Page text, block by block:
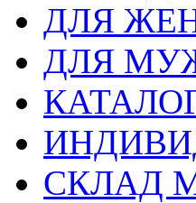
ДЛЯ
ДЛЯ
СКЛАД